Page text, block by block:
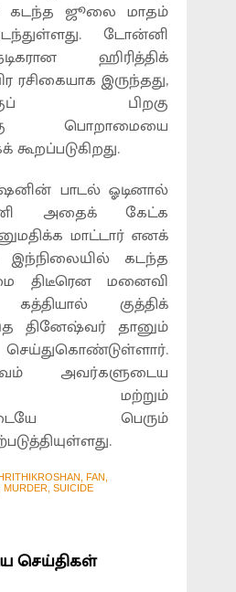
கடந்த ஜூலை மாதம்
டோன்னி
ஹிரித்திக்
இருந்தது,
பிறகு
பொறாமையை
கூறப்படுகிறது.
பாடல் ஓடினால்
அதைக் கேட்க
மாட்டார் எனக்
இந்நிலையில் கடந்த
திடீரென மனைவி
குத்திக்
தினேஷ்வர் தானும்
அவர்களுடைய
மற்றும்
பெரும்
FAN,
MURDER, SUICIDE
செய்திகள்